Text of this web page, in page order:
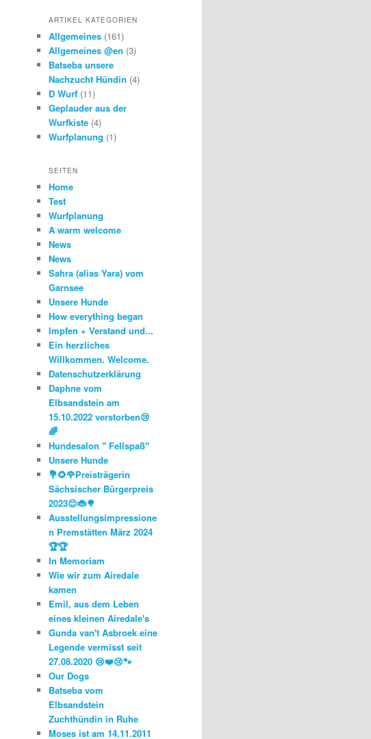
ARTIKEL KATEGORIEN
Allgemeines(161)
Allgemeines @en (3)
Batseba unsere
Nachzucht Hündin (4)
D Wurf(11)
Geplauder aus der
Wurfkiste(4)
Wurfplanung (1)
SEITEN
Home
Test
Wurfplanung
A warm welcome
News
News
Sahra (alias Yara) vom
Garnsee
Unsere Hunde
How everything began
Impfen + Verstand und...
Ein herzliches
Willkommen. Welcome.
Datenschutzerklärung
Daphne vom
Elbsandstein am
15.10.2022 verstorben😢
🌈
Hundesalon " Fellspaß"
Unsere Hunde
💐🌻🌹Preisträgerin
Sächsischer Bürgerpreis
2023😊🐞🌳
Ausstellungsimpressione
n Premstätten März 2024
🏆🏆
In Memoriam
Wie wir zum Airedale
kamen
Emil, aus dem Leben
eines kleinen Airedale's
Gunda van't Asbroek eine
Legende vermisst seit
27.08.2020 😢❤️😢🐾
Our Dogs
Batseba vom
Elbsandstein
Zuchthündin in Ruhe
Moses ist am 14.11.2011